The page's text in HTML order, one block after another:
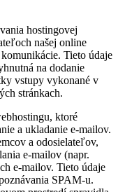
hostingovej
našej online
Tieto údaje
na dodanie
vstupy vykonané v
stránkach.
ktoré
a ukladanie e-mailov.
a odosielateľov,
e-mailov (napr.
e-mailov. Tieto údaje
SPAM-u.